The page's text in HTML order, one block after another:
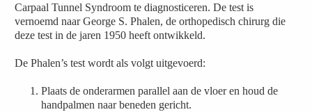
Carpaal Tunnel Syndroom te diagnosticeren. De test is
vernoemd naar George S. Phalen, de orthopedisch chirurg die
deze test in de jaren 1950 heeft ontwikkeld.
De Phalen’s test wordt als volgt uitgevoerd:
Plaats de onderarmen parallel aan de vloer en houd de
handpalmen naar beneden gericht.